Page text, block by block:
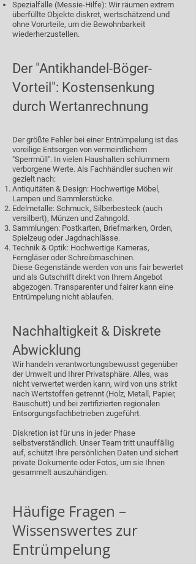
Spezialfälle (Messie-Hilfe): Wir räumen extrem
überfüllte Objekte diskret, wertschätzend und
ohne Vorurteile, um die Bewohnbarkeit
wiederherzustellen.
Der "Antikhandel-Böger-
Vorteil": Kostensenkung
durch Wertanrechnung
Der größte Fehler bei einer Entrümpelung ist das
voreilige Entsorgen von vermeintlichem
"Sperrmüll". In vielen Haushalten schlummern
verborgene Werte. Als Fachhändler suchen wir
gezielt nach:
Antiquitäten & Design: Hochwertige Möbel,
Lampen und Sammlerstücke.
Edelmetalle: Schmuck, Silberbesteck (auch
versilbert), Münzen und Zahngold.
Sammlungen: Postkarten, Briefmarken, Orden,
Spielzeug oder Jagdnachlässe.
Technik & Optik: Hochwertige Kameras,
Ferngläser oder Schreibmaschinen.
Diese Gegenstände werden von uns fair bewertet
und als Gutschrift direkt von Ihrem Angebot
abgezogen. Transparenter und fairer kann eine
Entrümpelung nicht ablaufen.
Nachhaltigkeit & Diskrete
Abwicklung
Wir handeln verantwortungsbewusst gegenüber
der Umwelt und Ihrer Privatsphäre. Alles, was
nicht verwertet werden kann, wird von uns strikt
nach Wertstoffen getrennt (Holz, Metall, Papier,
Bauschutt) und bei zertifizierten regionalen
Entsorgungsfachbetrieben zugeführt.
Diskretion ist für uns in jeder Phase
selbstverständlich. Unser Team tritt unauffällig
auf, schützt Ihre persönlichen Daten und sichert
private Dokumente oder Fotos, um sie Ihnen
gesammelt auszuhändigen.
Häufige Fragen –
Wissenswertes zur
Entrümpelung